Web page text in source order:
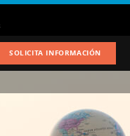
SOLICITA INFORMACIÓN